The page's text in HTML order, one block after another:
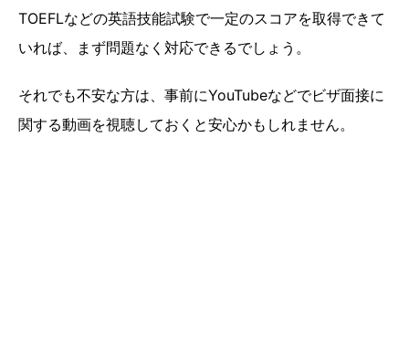
TOEFLなどの英語技能試験で一定のスコアを取得できて
いれば、まず問題なく対応できるでしょう。
それでも不安な方は、事前にYouTubeなどでビザ面接に
関する動画を視聴しておくと安心かもしれません。